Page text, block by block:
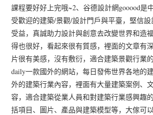
課程要好好上完哦~2、谷德設計網gooood是
受歡迎的建築/景觀/設計門戶與平臺，堅信
受益，真誠助力設計與創意去改變世界和造
得也很好，看起來很有質感，裡面的文章有
片很有美感，沒有敷衍，適合建築景觀行業
daily一款國外的網站，每日發佈世界各地的
外的建築行業內容，裡面有大量建築案例、
容，適合建築從業人員和對建築行業感興趣
括項目、圖片、產品與建築模型等，大傢可